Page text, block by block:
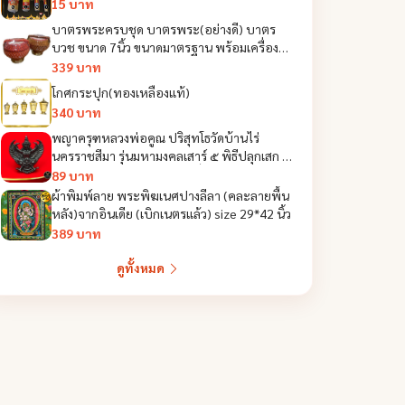
15 บาท
บาตรพระครบชุด บาตรพระ(อย่างดี) บาตร
บวช ขนาด 7นิ้ว ขนาดมาตรฐาน พร้อมเครื่องอัฐ
บริขาร สำหรับใช้ถวายพระ งานบวช
339 บาท
โกศกระปุก(ทองเหลืองแท้)
340 บาท
พญาครุฑหลวงพ่อคูณ ปริสุทโธวัดบ้านไร่
นครราชสีมา รุ่นมหามงคลเสาร์ ๕ พิธีปลุกเสก ๓
วัดวัดบ้านไร่ วัดสุทัศน์ วัดโพธิ์ทาเตียน
89 บาท
ผ้าพิมพ์ลาย พระพิฆเนศปางลีลา (คละลายพื้น
หลัง)จากอินเดีย (เบิกเนตรแล้ว) size 29*42 นิ้ว
389 บาท
ดูทั้งหมด